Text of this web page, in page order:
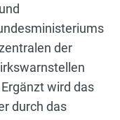
der
wird das
durch das